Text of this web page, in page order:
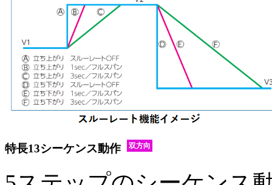
特長13シーケンス動作 双方向